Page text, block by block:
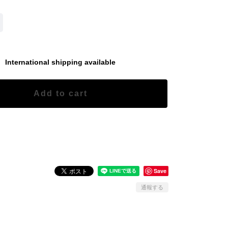
International shipping available
Add to cart
Save
通報する